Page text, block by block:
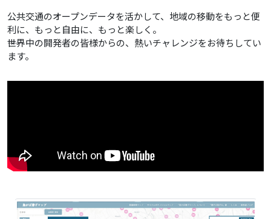
公共交通のオープンデータを活かして、地域の移動をもっと便
利に、もっと自由に、もっと楽しく。
――世界中の開発者の皆様からの、熱いチャレンジをお待ちしてい
ます。